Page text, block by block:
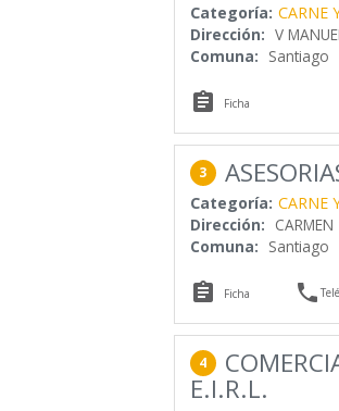
Categoría: CARNE
Dirección: V
Comuna: Santiago
 Ficha
3
Categoría: CARNE
Dirección:
Comuna: Santiago
 Ficha 
4
E.I.R.L.